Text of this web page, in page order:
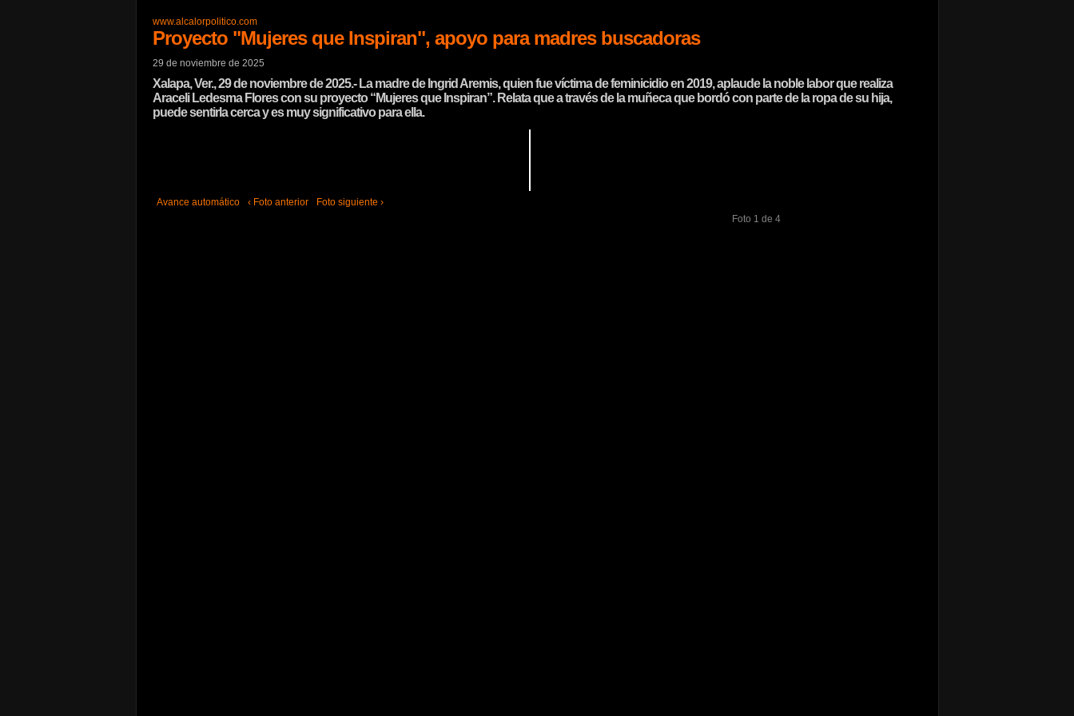
www.alcalorpolitico.com
Proyecto "Mujeres que Inspiran", apoyo para madres buscadoras
29 de noviembre de 2025
Xalapa, Ver., 29 de noviembre de 2025.- La madre de Ingrid Aremis, quien fue víctima de feminicidio en 2019, aplaude la noble labor que realiza
Araceli Ledesma Flores con su proyecto “Mujeres que Inspiran”. Relata que a través de la muñeca que bordó con parte de la ropa de su hija,
puede sentirla cerca y es muy significativo para ella.
Avance automático ‹ Foto anterior
Foto siguiente ›
Foto 1 de 4